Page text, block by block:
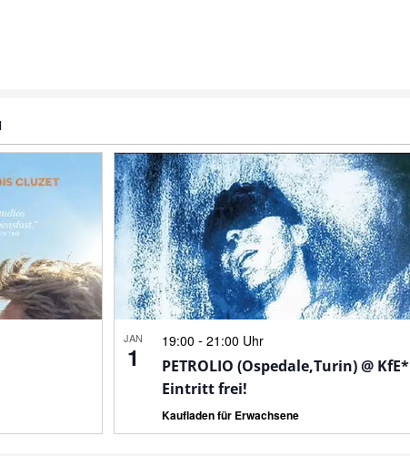
JAN
1
19:00-21:00 Uhr
PETROLIO (Ospedale,Turin) @ KfE*
Eintritt frei!
Kaufladen für Erwachsene